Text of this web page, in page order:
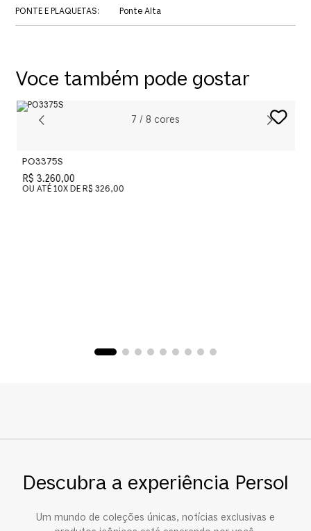
PONTE E PLAQUETAS: Ponte Alta
Voce também pode gostar
7 / 8 cores
PO3375S
R$ 3.260,00
OU ATÉ 10X DE R$ 326,00
Descubra a experiência Persol
Um mundo de coleções únicas, notícias exclusivas e